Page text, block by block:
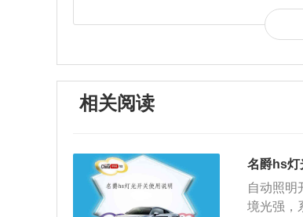
相关阅读
名爵hs灯
自动照明
境光强，